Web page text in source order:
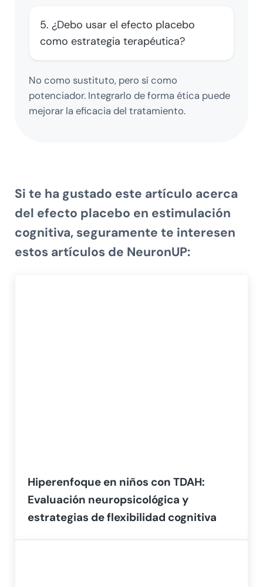
5. ¿Debo usar el efecto placebo
como estrategia terapéutica?
No como sustituto, pero sí como
potenciador. Integrarlo de forma ética puede
mejorar la eficacia del tratamiento.
Si te ha gustado este artículo acerca
del efecto placebo en estimulación
cognitiva, seguramente te interesen
estos artículos de NeuronUP:
Hiperenfoque en niños con TDAH:
Evaluación neuropsicológica y
estrategias de flexibilidad cognitiva